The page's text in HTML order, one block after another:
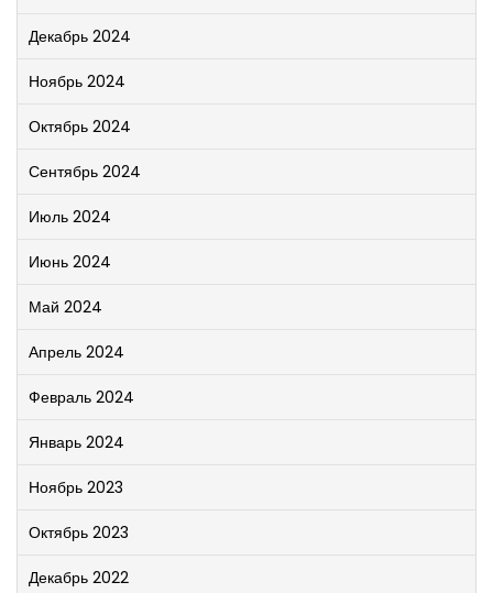
Декабрь 2024
Ноябрь 2024
Октябрь 2024
Сентябрь 2024
Июль 2024
Июнь 2024
Май 2024
Апрель 2024
Февраль 2024
Январь 2024
Ноябрь 2023
Октябрь 2023
Декабрь 2022